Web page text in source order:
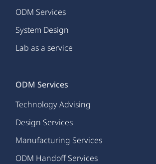
ODM Services
System Design
Lab as a service
ODM Services
Technology Advising
Design Services
Manufacturing Services
ODM Handoff Services